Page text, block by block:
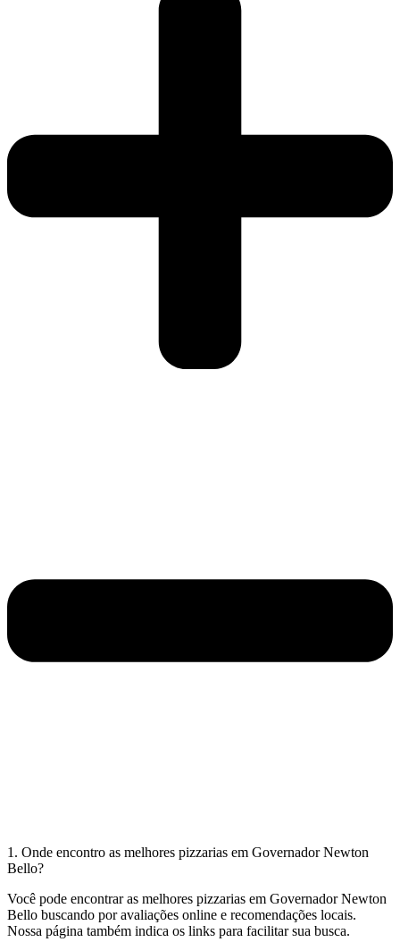
1. Onde encontro as melhores pizzarias em Governador Newton
Bello?
Você pode encontrar as melhores pizzarias em Governador Newton
Bello buscando por avaliações online e recomendações locais.
Nossa página também indica os links para facilitar sua busca.